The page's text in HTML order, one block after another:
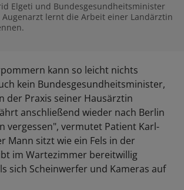
Elgeti und Bundesgesundheitsminister
Augenarzt lernt die Arbeit einer Landärztin
kann so leicht nichts
kein Bundesgesundheitsminister,
der Praxis seiner Hausärztin
anschließend wieder nach Berlin
vergessen", vermutet Patient Karl-
Mann sitzt wie ein Fels in der
im Wartezimmer bereitwillig
sich Scheinwerfer und Kameras auf